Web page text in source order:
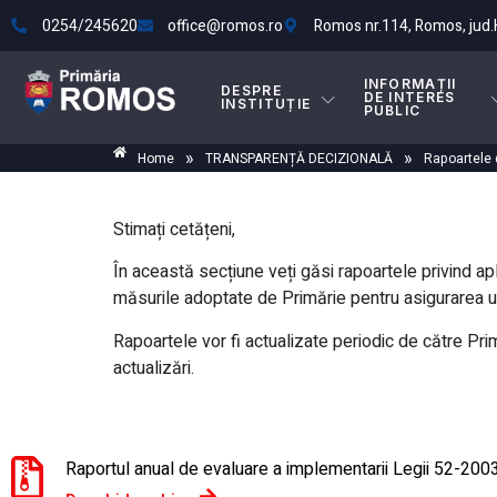
0254/245620 office@romos.ro Romos nr.114, Romos,
DESPRE
INSTITUȚIE
INFORMAȚII
DE INTERES
PUBLIC
Home » TRANSPARENȚĂ DECIZIONALĂ » Rapoartele
Stimați cetățeni,
În această secțiune veți găsi rapoartele privind
măsurile adoptate de Primărie pentru asigurarea
Rapoartele vor fi actualizate periodic de către
actualizări.
Raportul anual de evaluare a implementarii Legii 52-